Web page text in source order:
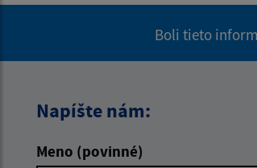
Boli tieto
Napíšte nám:
Meno (povinné)